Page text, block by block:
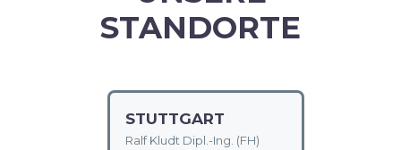
STANDORTE
STUTTGART
Ralf Kludt Dipl.-Ing. (FH)